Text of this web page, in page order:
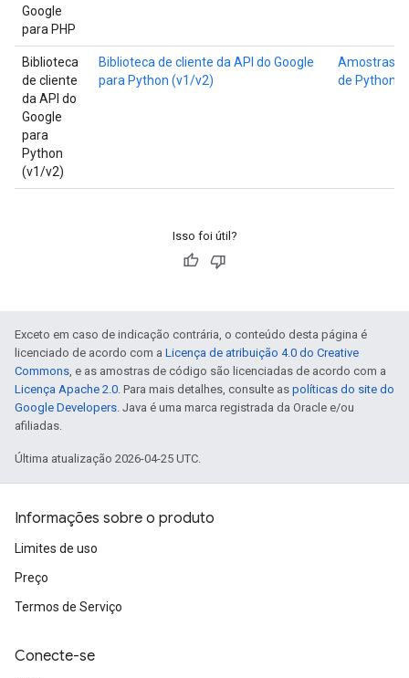
Google
para PHP
Biblioteca
de cliente
da API do
Google
para
Python
(v1/v2)
Biblioteca de cliente da API do Google
para Python (v1/v2)
Amostras
de Python
Isso foi útil?
Exceto em caso de indicação contrária, o conteúdo desta página é
licenciado de acordo com a Licença de atribuição 4.0 do Creative
Commons, e as amostras de código são licenciadas de acordo com a
Licença Apache 2.0. Para mais detalhes, consulte as políticas do site do
Google Developers. Java é uma marca registrada da Oracle e/ou
afiliadas.
Última atualização 2026-04-25 UTC.
Informações sobre o produto
Limites de uso
Preço
Termos de Serviço
Conecte-se